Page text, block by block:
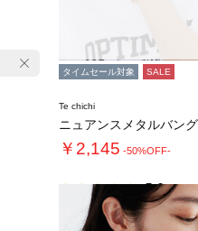
タイムセール対象 SALE
Te chichi
￥2,145 -50%OFF-
5.0（1）